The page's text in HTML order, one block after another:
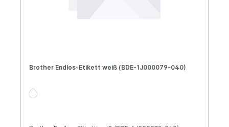
Brother Endlos-Etikett weiß (BDE-1J000079-040)